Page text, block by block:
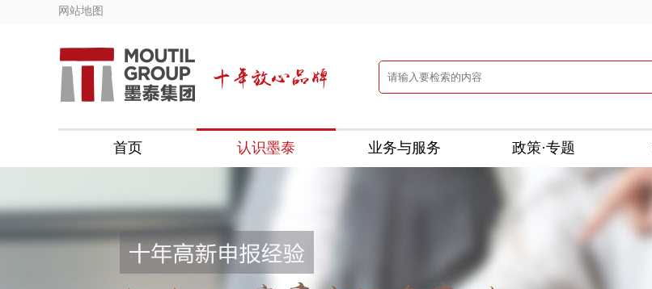
网站地图
首页 认识墨泰 业务与服务 政策·专题